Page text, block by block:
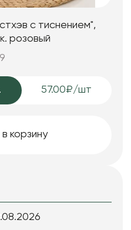
с тиснением",
розовый
57.00₽/шт
корзину